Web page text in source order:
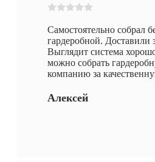
Самостоятельно собрал
гардеробной. Доставили
Выглядит система
можно собрать
компанию за
Алексей